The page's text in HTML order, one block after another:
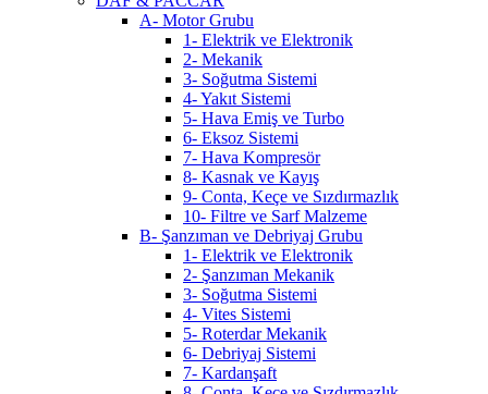
A- Motor Grubu
1- Elektrik ve Elektronik
2- Mekanik
3- Soğutma Sistemi
4- Yakıt Sistemi
5- Hava Emiş ve Turbo
6- Eksoz Sistemi
7- Hava Kompresör
8- Kasnak ve Kayış
9- Conta, Keçe ve Sızdırmazlık
10- Filtre ve Sarf Malzeme
B- Şanzıman ve Debriyaj Grubu
1- Elektrik ve Elektronik
2- Şanzıman Mekanik
3- Soğutma Sistemi
4- Vites Sistemi
5- Roterdar Mekanik
6- Debriyaj Sistemi
7- Kardanşaft